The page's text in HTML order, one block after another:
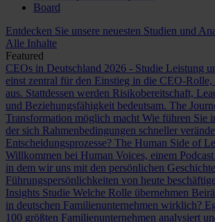
Board
Entdecken Sie unsere neuesten Studien und
Alle Inhalte
Featured
CEOs in Deutschland 2026 - Studie Leistung
einst zentral für den Einstieg in die CEO-
aus. Stattdessen werden Risikobereitschaft,
und Beziehungsfähigkeit bedeutsam. The
Transformation möglich macht Wie führen Sie
der sich Rahmenbedingungen schneller
Entscheidungsprozesse? The Human Side of
Willkommen bei Human Voices, einem
in dem wir uns mit den persönlichen
Führungspersönlichkeiten von heute
Insights Studie Welche Rolle übernehmen
in deutschen Familienunternehmen wirklich?
100 größten Familienunternehmen analysiert